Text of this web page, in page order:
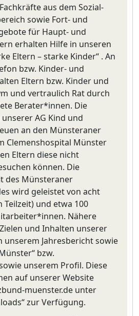
aus dem Sozial-
sowie Fort- und
für Haupt- und
erhalten Hilfe in unseren
Eltern – starke Kinder“ . An
bzw. Kinder- und
Eltern bzw. Kinder und
und vertraulich Rat durch
Berater*innen. Die
AG Kind und
an den Münsteraner
Clemenshospital Münster
Eltern diese nicht
können. Die
des Münsteraner
wird geleistet von acht
und etwa 100
Nähere
und Inhalten unserer
unserem Jahresbericht sowie
bzw.
unserem Profil. Diese
auf unserer Website
muenster.de unter
zur Verfügung.